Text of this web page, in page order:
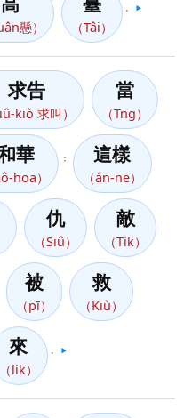
懸） （Tâi）
▶️
求告
kiò 求叫）
當
（Tng）
華
hoa）
； 這樣
（án-ne）
仇
（Siû）
敵
（Ti̍k）
被
（pī）
救
（Kiù）
來
（li̍k）
▶️